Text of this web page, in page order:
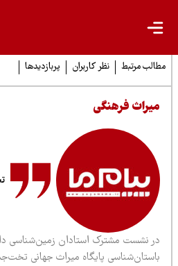
مرتبط نظر کاربران پربازدیدها
فرهنگی
نشست مشترک استادان زمین‌شناسی دانشگاه
پایگاه میراث جهانی